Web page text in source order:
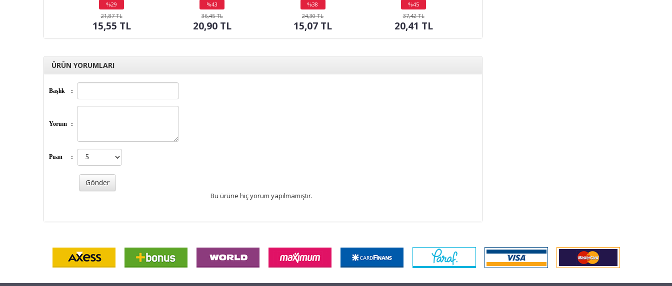
%29
indirim
21,87 TL
15,55 TL
%43
indirim
36,45 TL
20,90 TL
%38
indirim
24,30 TL
15,07 TL
%45
indirim
37,42 TL
20,41 TL
ÜRÜN YORUMLARI
Başlık :
Yorum :
Puan :
Bu ürüne hiç yorum yapılmamıştır.